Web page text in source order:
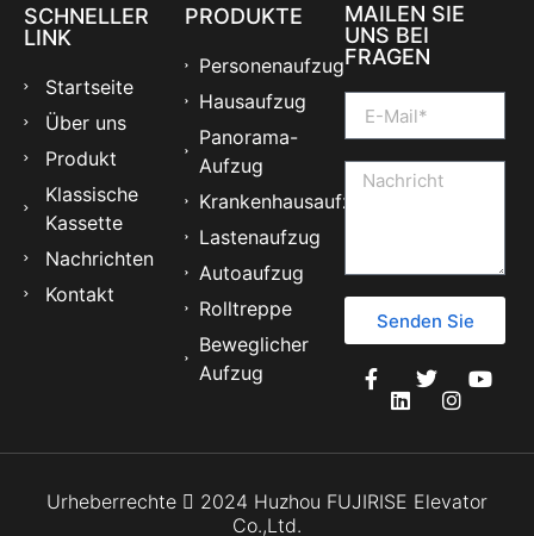
SCHNELLER
LINK
Startseite
Über uns
Produkt
Klassische
Kassette
Nachrichten
Kontakt
PRODUKTE
Personenaufzug
Hausaufzug
Panorama-
Aufzug
Krankenhausaufzug
Lastenaufzug
Autoaufzug
Rolltreppe
Beweglicher
Aufzug
MAILEN SIE
UNS BEI
FRAGEN
Senden Sie
Urheberrechte  2024 Huzhou FUJIRISE Elevator
Co.,Ltd.